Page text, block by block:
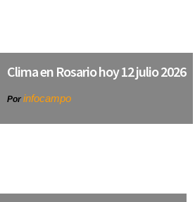
Clima en Rosario hoy 12 julio 2026
Por infocampo